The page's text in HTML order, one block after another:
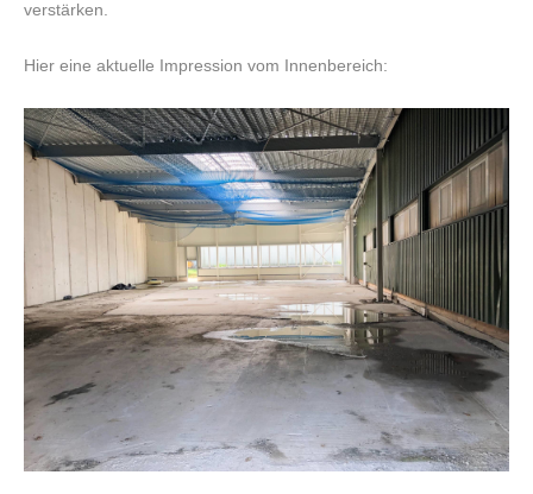
verstärken.
Hier eine aktuelle Impression vom Innenbereich: